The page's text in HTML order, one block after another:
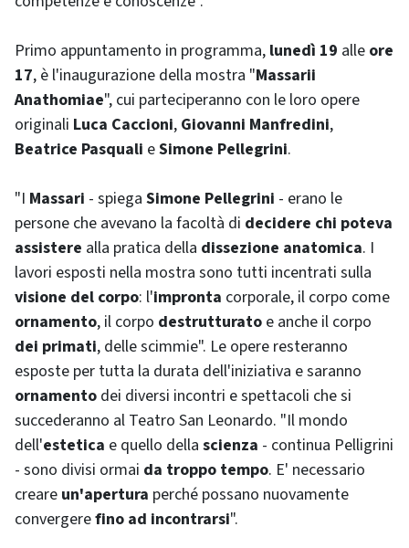
Primo appuntamento in programma, lunedì 19 alle ore
17, è l'inaugurazione della mostra "Massarii
Anathomiae", cui parteciperanno con le loro opere
originali Luca Caccioni, Giovanni Manfredini,
Beatrice Pasquali eSimone Pellegrini.
"I Massari - spiega Simone Pellegrini - erano le
persone che avevano la facoltà di decidere chi poteva
assistere alla pratica della dissezione anatomica. I
lavori esposti nella mostra sono tutti incentrati sulla
visione del corpo: l'impronta corporale, il corpo come
ornamento, il corpo destrutturato e anche il corpo
dei primati, delle scimmie". Le opere resteranno
esposte per tutta la durata dell'iniziativa e saranno
ornamento dei diversi incontri e spettacoli che si
succederanno al Teatro San Leonardo. "Il mondo
dell'estetica e quello della scienza - continua Pelligrini
- sono divisi ormai da troppo tempo. E' necessario
creare un'apertura perché possano nuovamente
convergerefino ad incontrarsi".